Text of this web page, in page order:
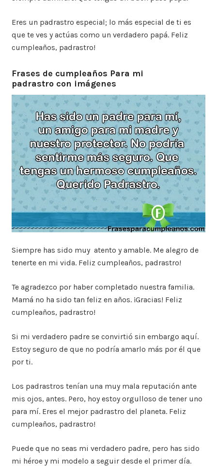
Eres un padrastro especial; lo más especial de ti es
que te ves y actúas como un verdadero papá. Feliz
cumpleaños, padrastro!
Frases de cumpleaños Para mi
padrastro con imágenes
Siempre has sido muy atento y amable. Me alegro de
tenerte en mi vida. Feliz cumpleaños, padrastro!
Te agradezco por haber completado nuestra familia.
Mamá no ha sido tan feliz en años. ¡Gracias! Feliz
cumpleaños, padrastro!
Si mi verdadero padre se convirtió sin embargo aquí.
Estoy seguro de que no podría amarlo más por él que
por ti.
Los padrastros tenían una muy mala reputación ante
mis ojos, antes. Pero, hoy estoy orgulloso de tener uno
para mí. Eres el mejor padrastro del planeta. Feliz
cumpleaños, padrastro!
Puede que no seas mi verdadero padre, pero has sido
mi héroe y mi modelo a seguir desde el primer día.